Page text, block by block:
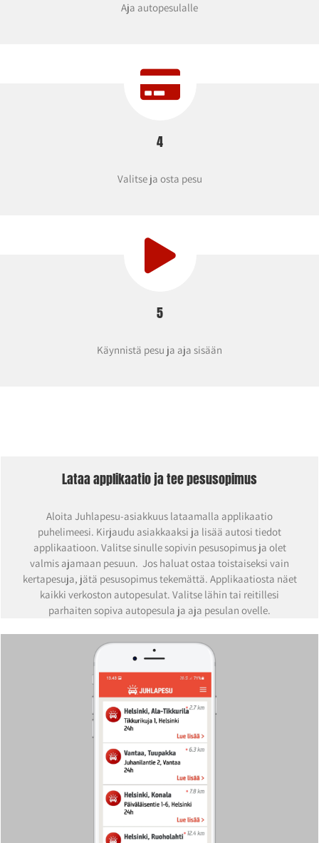
Aja autopesulalle
4
Valitse ja osta pesu
5
Käynnistä pesu ja aja sisään
Lataa applikaatio ja tee pesusopimus
Aloita Juhlapesu-asiakkuus lataamalla applikaatio
puhelimeesi. Kirjaudu asiakkaaksi ja lisää autosi tiedot
applikaatioon. Valitse sinulle sopivin pesusopimus ja olet
valmis ajamaan pesuun. Jos haluat ostaa toistaiseksi vain
kertapesuja, jätä pesusopimus tekemättä. Applikaatiosta näet
kaikki verkoston autopesulat. Valitse lähin tai reitillesi
parhaiten sopiva autopesula ja aja pesulan ovelle.